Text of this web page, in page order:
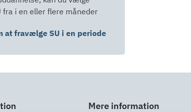
fra i en eller flere måneder
at fravælge SU i en periode
Mere information